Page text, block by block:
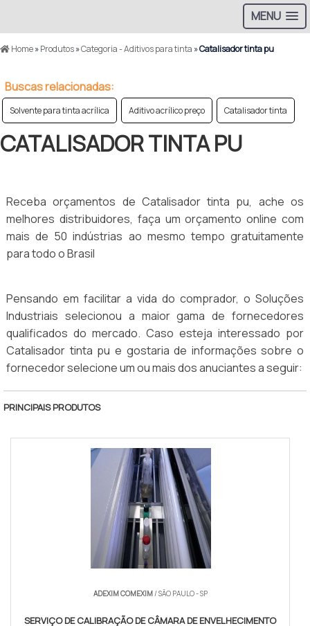
MENU
Home»Produtos»Categoria - Aditivos para tinta »Catalisador tinta pu
Buscas relacionadas:
Solvente para tinta acrílica Aditivo acrílico preço Catalisador tinta
CATALISADOR TINTA PU
Receba orçamentos de Catalisador tinta pu, ache os
melhores distribuidores, faça um orçamento online com
mais de 50 indústrias ao mesmo tempo gratuitamente
para todo o Brasil
Pensando em facilitar a vida do comprador, o Soluções
Industriais selecionou a maior gama de fornecedores
qualificados do mercado. Caso esteja interessado por
Catalisador tinta pu e gostaria de informações sobre o
fornecedor selecione um ou mais dos anuciantes a seguir:
PRINCIPAIS PRODUTOS
ADEXIM COMEXIM/ SÃO PAULO - SP
SERVIÇO DE CALIBRAÇÃO DE CÂMARA DE ENVELHECIMENTO